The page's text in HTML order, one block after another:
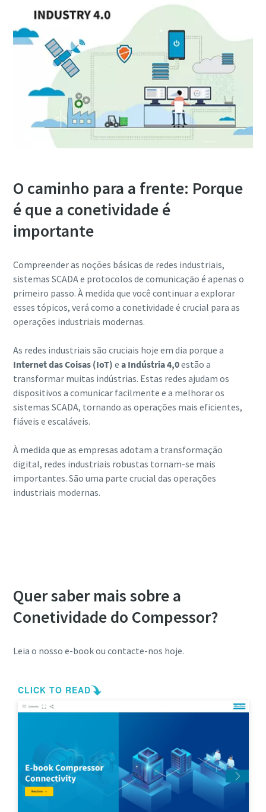
O caminho para a frente: Porque
é que a conetividade é
importante
Compreender as noções básicas de redes industriais,
sistemas SCADA e protocolos de comunicação é apenas o
primeiro passo. À medida que você continuar a explorar
esses tópicos, verá como a conetividade é crucial para as
operações industriais modernas.
As redes industriais são cruciais hoje em dia porque a
Internet das Coisas (IoT) e a Indústria 4,0estão a
transformar muitas indústrias. Estas redes ajudam os
dispositivos a comunicar facilmente e a melhorar os
sistemas SCADA, tornando as operações mais eficientes,
fiáveis e escaláveis.
À medida que as empresas adotam a transformação
digital, redes industriais robustas tornam-se mais
importantes. São uma parte crucial das operações
industriais modernas.
Quer saber mais sobre a
Conetividade do Compessor?
Leia o nosso e-book ou contacte-nos hoje.